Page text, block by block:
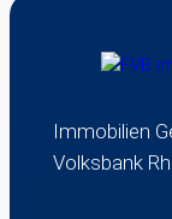
Immobilien
Volksbank